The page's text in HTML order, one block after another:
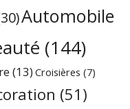
Automobile
(144)
(13) Croisières (7)
(51)